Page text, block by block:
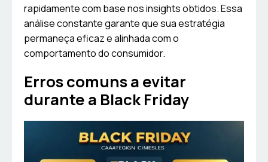
rapidamente com base nos insights obtidos. Essa
análise constante garante que sua estratégia
permaneça eficaz e alinhada com o
comportamento do consumidor.
Erros comuns a evitar
durante a Black Friday